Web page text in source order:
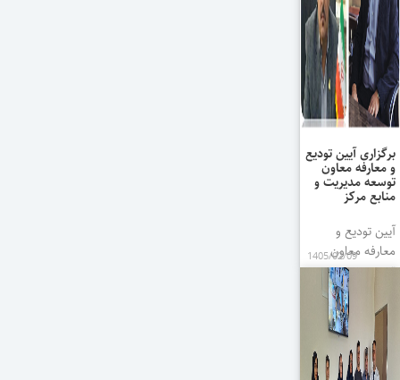
برگزاری آیین تودیع
و معارفه معاون
توسعه مدیریت و
منابع مرکز
آیین تودیع و
معارفه معاون
توسعه مدیریت و
منابع مرکز با
حضور رئیس و
معاونین مرکز و
جمعی از همکاران
برگزار گردید. ...
1405/02/09